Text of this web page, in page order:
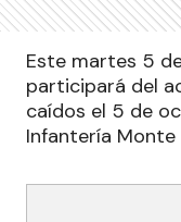
Este martes 5
participará del
caídos el 5 de
Infantería